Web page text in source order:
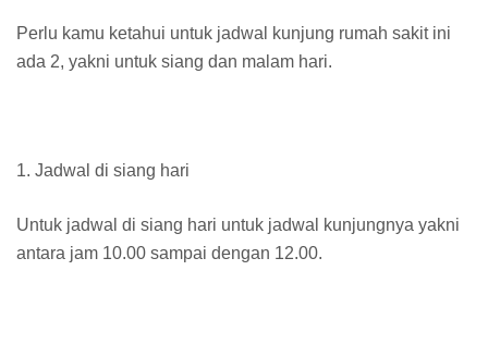
Perlu kamu ketahui untuk jadwal kunjung rumah sakit ini
ada 2, yakni untuk siang dan malam hari.
1. Jadwal di siang hari
Untuk jadwal di siang hari untuk jadwal kunjungnya yakni
antara jam 10.00 sampai dengan 12.00.